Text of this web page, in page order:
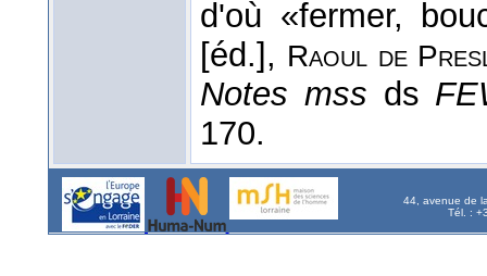
d'où «fermer,
[éd.], Raoul de
Notes mss ds
170.
44, avenue de
Tél. :